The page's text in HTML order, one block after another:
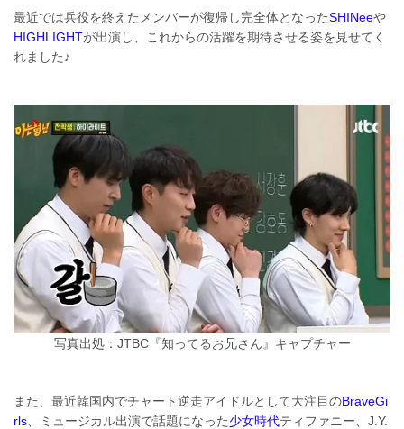
最近では兵役を終えたメンバーが復帰し完全体となったSHINeeや
HIGHLIGHTが出演し、これからの活躍を期待させる姿を見せてく
れました♪
写真出処：JTBC『知ってるお兄さん』キャプチャー
また、最近韓国内でチャート逆走アイドルとして大注目のBraveGi
rls 、ミュージカル出演で話題になった少女時代ティファニー、J.Y.